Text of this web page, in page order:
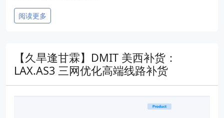
阅读更多
【久旱逢甘霖】DMIT 美西补货：
LAX.AS3 三网优化高端线路补货